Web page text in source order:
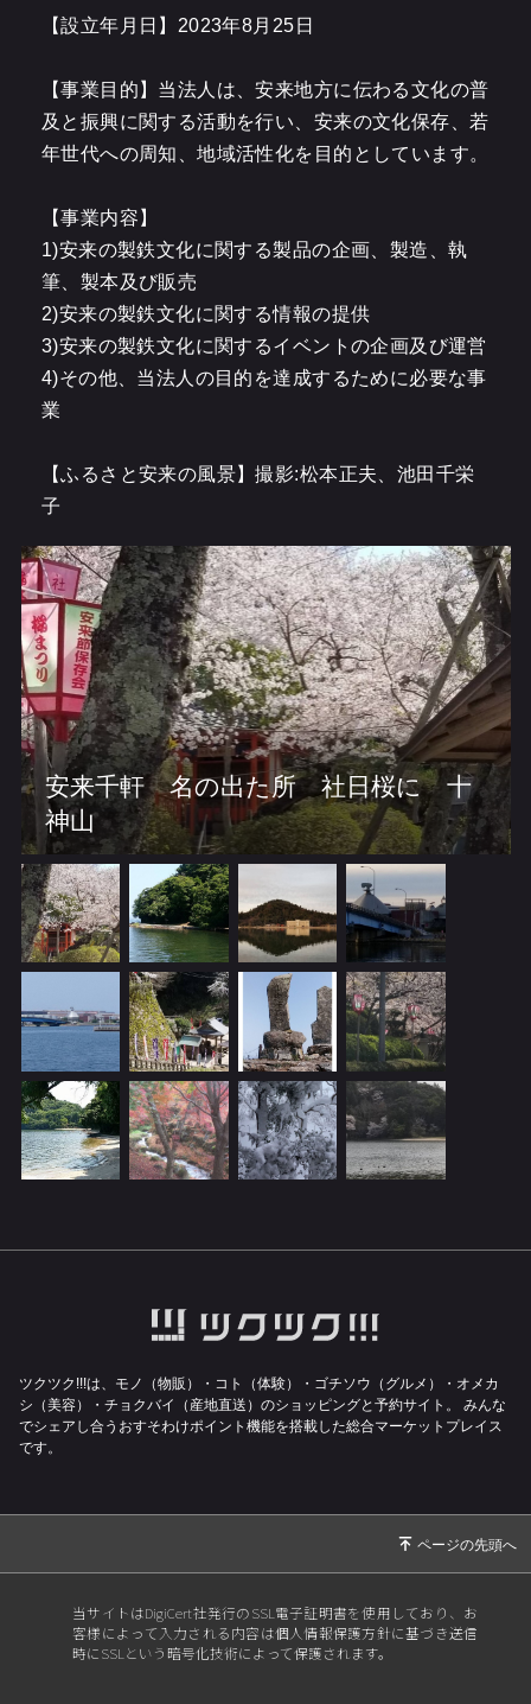
【設立年月日】2023年8月25日
【事業目的】当法人は、安来地方に伝わる文化の普
及と振興に関する活動を行い、安来の文化保存、若
年世代への周知、地域活性化を目的としています。
【事業内容】
1)安来の製鉄文化に関する製品の企画、製造、執
筆、製本及び販売
2)安来の製鉄文化に関する情報の提供
3)安来の製鉄文化に関するイベントの企画及び運営
4)その他、当法人の目的を達成するために必要な事
業
【ふるさと安来の風景】撮影:松本正夫、池田千栄
子
安来千軒 名の出た所 社日桜に 十
神山
ツクツク!!!は、モノ（物販）・コト（体験）・ゴチソウ（グルメ）・オメカ
シ（美容）・チョクバイ（産地直送）のショッピングと予約サイト。
みんな
でシェアし合うおすそわけポイント機能を搭載した総合マーケットプレイス
です。
当サイトはDigiCert社発行のSSL電子証明書を使用しており、お
客様によって入力される内容は個人情報保護方針に基づき送信
時にSSLという暗号化技術によって保護されます。